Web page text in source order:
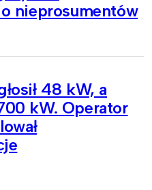
nieprosumentów
48 kW, a
kW. Operator